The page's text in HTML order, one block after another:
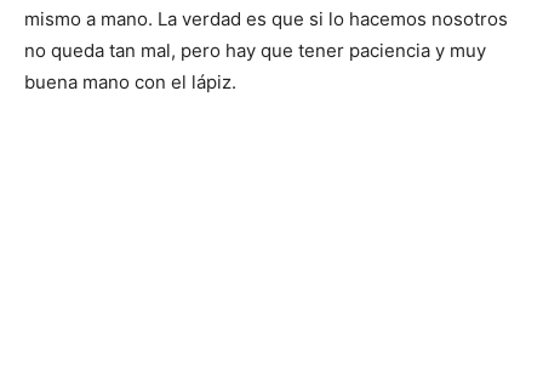
mismo a mano. La verdad es que si lo hacemos nosotros
no queda tan mal, pero hay que tener paciencia y muy
buena mano con el lápiz.